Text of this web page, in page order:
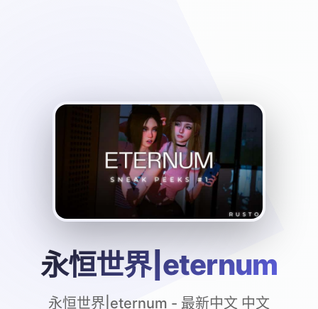
永恒世界|eternum
永恒世界|eternum - 最新中文 中文